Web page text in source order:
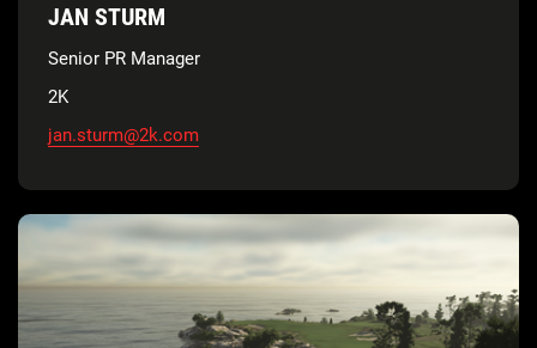
JAN STURM
Senior PR Manager
2K
jan.sturm@2k.com